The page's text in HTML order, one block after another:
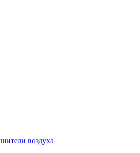
воздуха